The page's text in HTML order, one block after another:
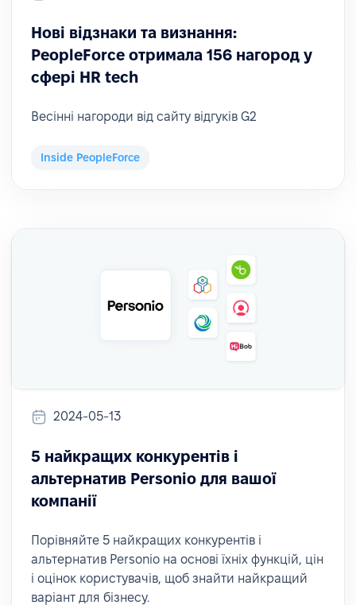
Нові відзнаки та визнання:
PeopleForce отримала 156 нагород у
сфері HR tech
Весінні нагороди від сайту відгуків G2
Inside PeopleForce
2024-05-13
5 найкращих конкурентів і
альтернатив Personio для вашої
компанії
Порівняйте 5 найкращих конкурентів і
альтернатив Personio на основі їхніх функцій, цін
і оцінок користувачів, щоб знайти найкращий
варіант для бізнесу.